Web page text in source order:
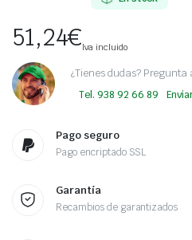
51,24€Iva incluido
¿Tienes dudas?
Tel. 938 92 66 89
Pago seguro
Pago encriptado SSL
Garantía
Recambios de garantizados